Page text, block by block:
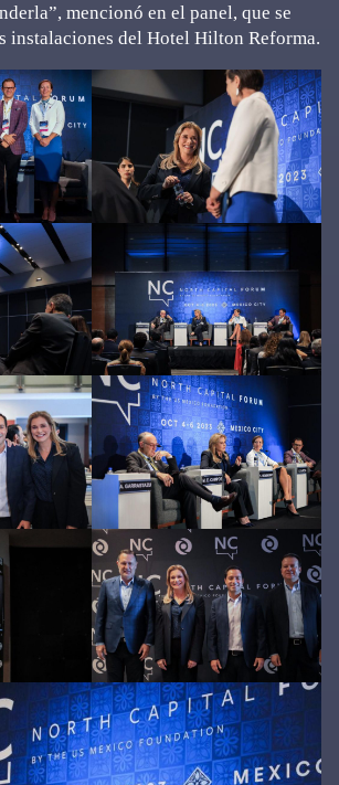
mencionó en el panel, que se
instalaciones del Hotel Hilton Reforma.